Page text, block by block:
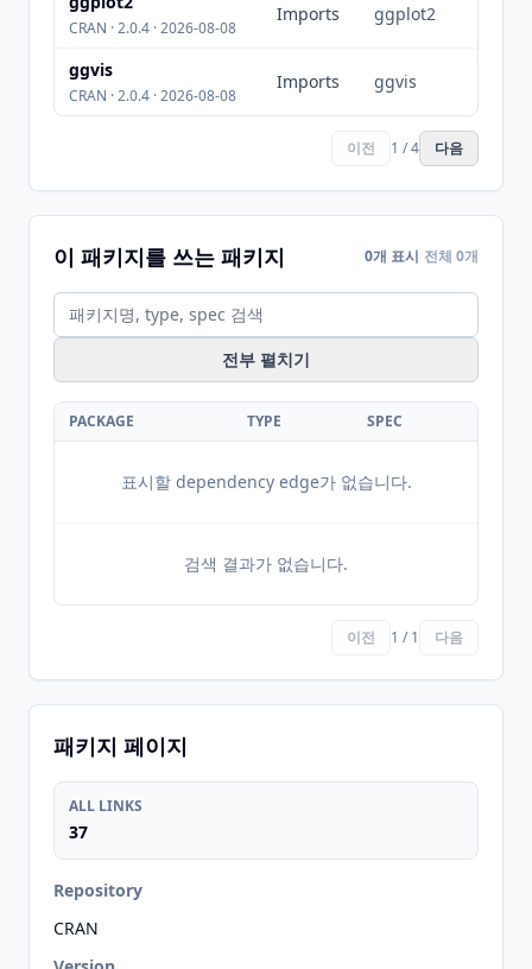
CRAN · 2.0.4 · 2026-08-08
Imports ggplot2
ggvis
CRAN · 2.0.4 · 2026-08-08
Imports ggvis
이전 1 / 4 다음
이 패키지를 쓰는 패키지 0개 표시 전체 0개
전부 펼치기
PACKAGE TYPE SPEC
표시할 dependency edge가 없습니다.
검색 결과가 없습니다.
이전 1 / 1 다음
패키지 페이지
ALL LINKS
37
Repository
CRAN